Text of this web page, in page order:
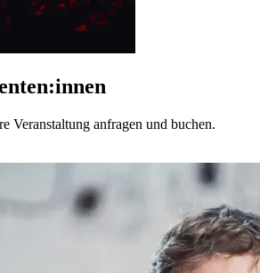
Veranstaltung anfragen und buchen.